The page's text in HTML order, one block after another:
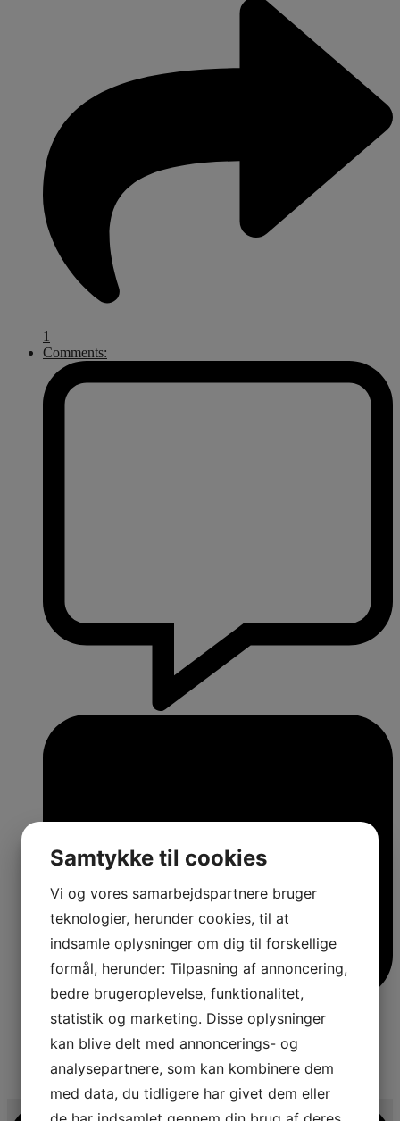
1
Comments:
Samtykke til cookies
Vi og vores samarbejdspartnere bruger
teknologier, herunder cookies, til at
indsamle oplysninger om dig til forskellige
formål, herunder: Tilpasning af annoncering,
bedre brugeroplevelse, funktionalitet,
statistik og marketing. Disse oplysninger
kan blive delt med annoncerings- og
analysepartnere, som kan kombinere dem
med data, du tidligere har givet dem eller